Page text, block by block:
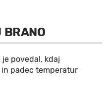
BRANO
je povedal, kdaj
padec temperatur